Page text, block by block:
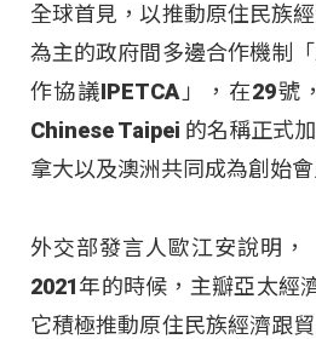
全球首見，以推動原住民族
為主的政府間多邊合作機制
作協議IPETCA」，在29號
Chinese Taipei 的名稱正式
拿大以及澳洲共同成為創始會
外交部發言人歐江安說明，
2021年的時候，主瓣亞太經
它積極推動原住民族經濟跟